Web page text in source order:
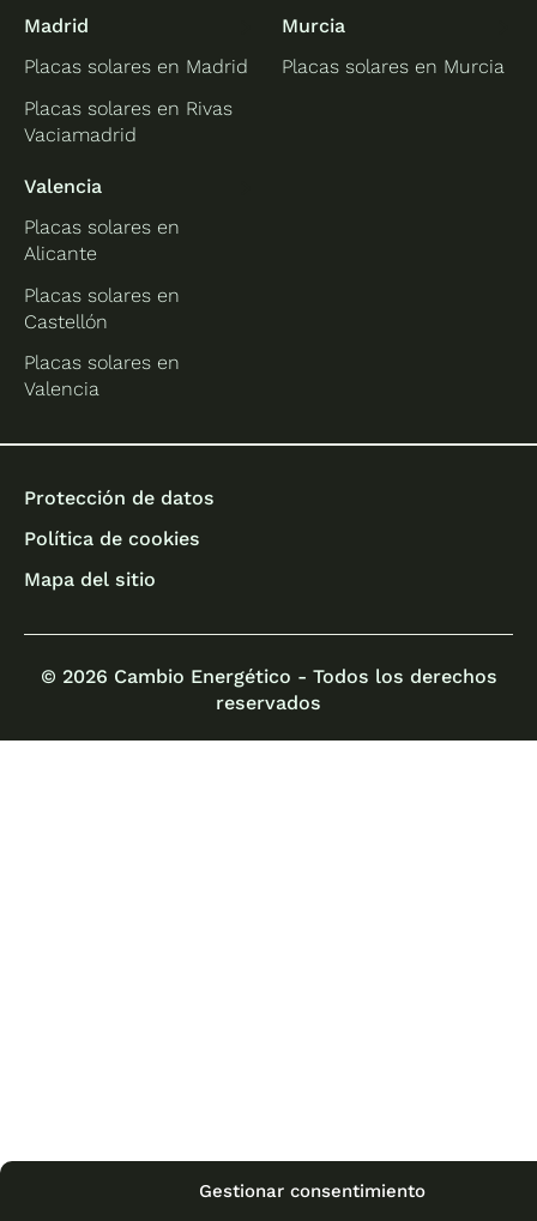
Gestionar consentimiento
Madrid
Placas solares en Madrid
Placas solares en Rivas
Vaciamadrid
Murcia
Placas solares en Murcia
Valencia
Placas solares en
Alicante
Placas solares en
Castellón
Placas solares en
Valencia
Protección de datos
Política de cookies
Mapa del sitio
© 2026 Cambio Energético - Todos los derechos
reservados